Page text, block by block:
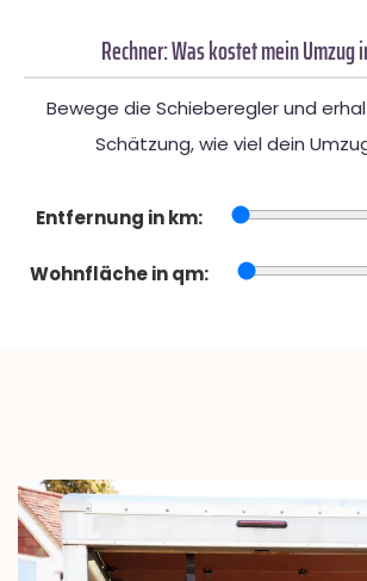
Rechner: Was kostet mein Umzug
Bewege die Schieberegler und
Schätzung, wie viel dein
Entfernung in km:
Wohnfläche in qm: